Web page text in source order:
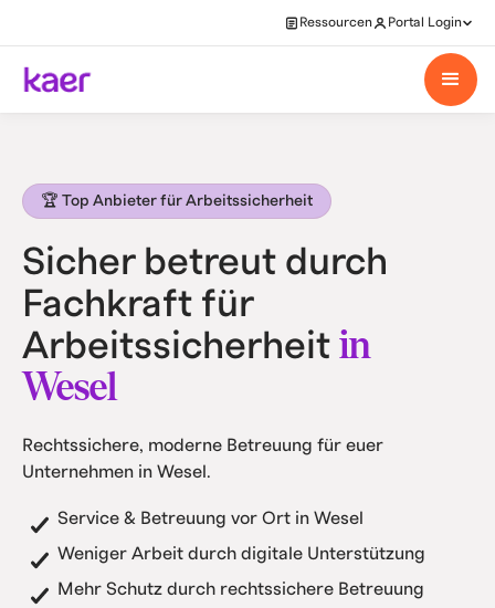
Ressourcen Portal Login
🏆 Top Anbieter für Arbeitssicherheit
Sicher betreut durch
Fachkraft für
Arbeitssicherheit in
Wesel
Rechtssichere, moderne Betreuung für euer
Unternehmen in Wesel.
Service & Betreuung vor Ort in Wesel
Weniger Arbeit durch digitale Unterstützung
Mehr Schutz durch rechtssichere Betreuung